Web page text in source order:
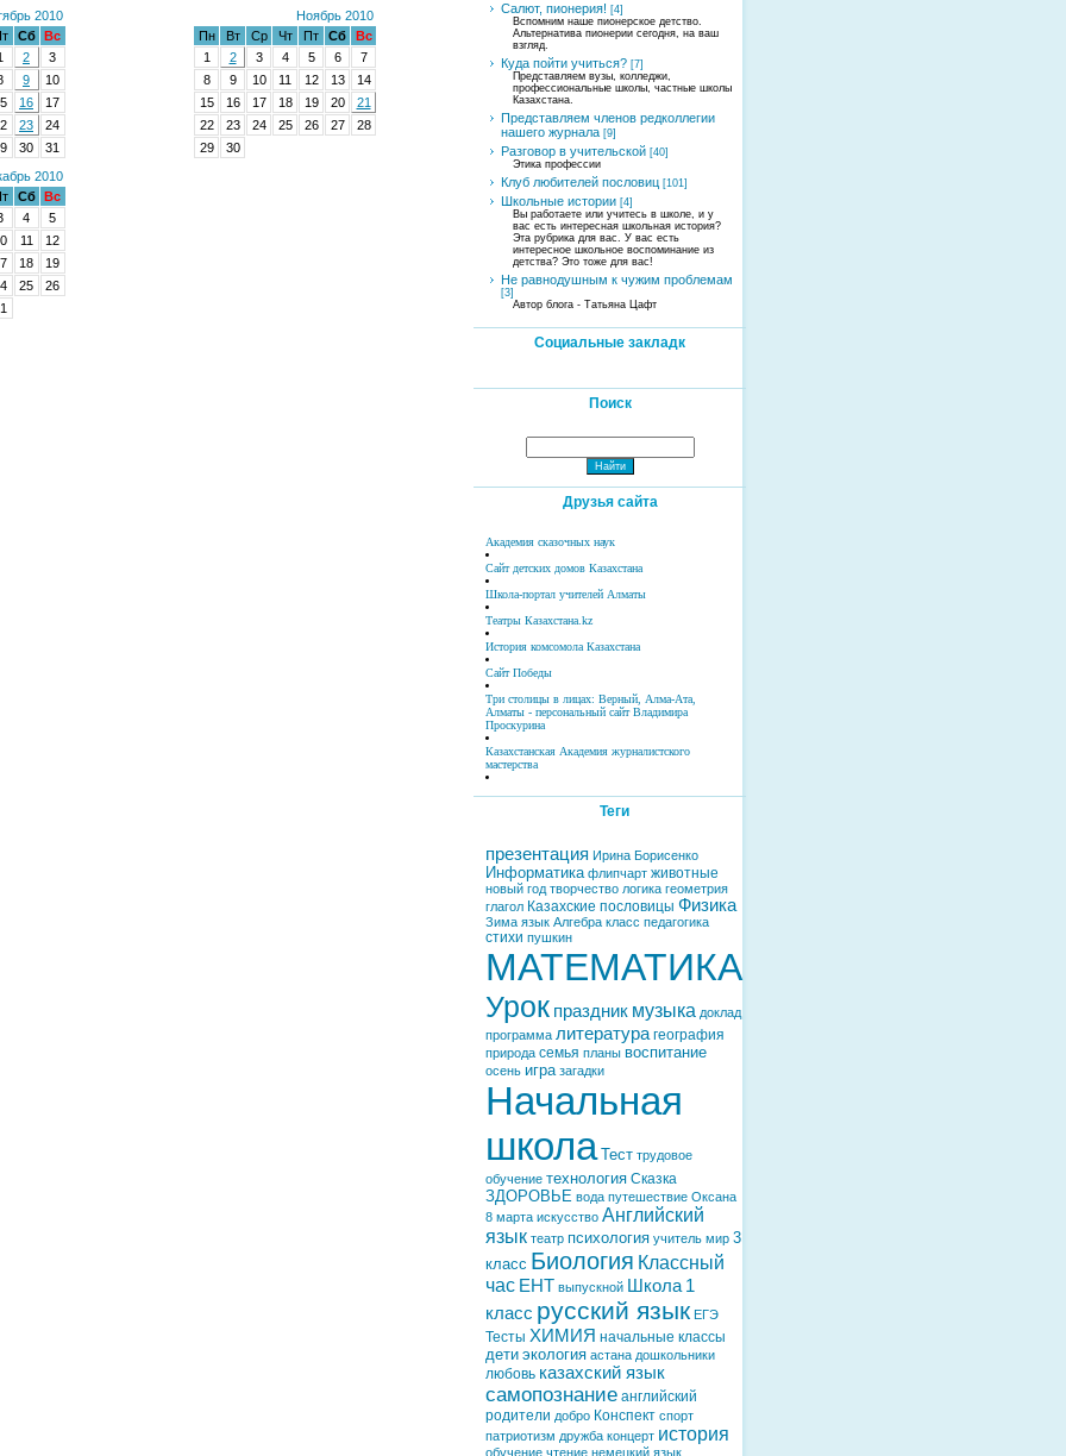
2010
Сб
Вс
2
3
9
10
16
17
23
24
30 31
Ноябрь 2010
Пн
Вт Ср Чт Пт Сб
Вс
1
2 3 4 5 6
7
8
9 10 11 12 13
14
15
16 17 18 19 20
21
22
23 24 25 26 27
28
29
30
2010
Сб
Вс
4
5
11
12
18
19
25
26
Салют, пионерия! [4]
Вспомним наше пионерское детство.
Альтернатива пионерии сегодня, на ваш
взгляд.
Куда пойти учиться? [7]
Представляем вузы, колледжи,
профессиональные школы, частные школы
Казахстана.
Представляем членов редколлегии
нашего журнала [9]
Разговор в учительской [40]
Этика профессии
Клуб любителей пословиц [101]
Школьные истории [4]
Вы работаете или учитесь в школе, и у
вас есть интересная школьная история?
Эта рубрика для вас. У вас есть
интересное школьное воспоминание из
детства? Это тоже для вас!
Не равнодушным к чужим проблемам
[3]
Автор блога - Татьяна Цафт
Социальные закладк
Поиск
Друзья сайта
Академия сказочных наук
Сайт детских домов Казахстана
Школа-портал учителей Алматы
Театры Казахстана.kz
История комсомола Казахстана
Сайт Победы
Три столицы в лицах: Верный, Алма-Ата,
Алматы - персональный сайт Владимира
Проскурина
Казахстанская Академия журналистского
мастерства
Теги
презентация Ирина Борисенко
Информатика флипчарт животные
новый год творчество логика геометрия
глагол Казахские пословицы Физика
Зима язык Алгебра класс педагогика
стихи пушкин
МАТЕМАТИКА
Урок праздник музыка доклад
программа литература география
природа семья планы воспитание
осень игра загадки
Начальная
школа Тест трудовое
обучение технология Сказка
ЗДОРОВЬЕ вода путешествие Оксана
8 марта искусство Английский
язык театр психология учитель мир 3
класс Биология Классный
час ЕНТ выпускной Школа 1
класс русский язык ЕГЭ
Тесты ХИМИЯ начальные классы
дети экология астана дошкольники
любовь казахский язык
самопознание английский
родители добро Конспект спорт
патриотизм дружба концерт история
обучение чтение немецкий язык